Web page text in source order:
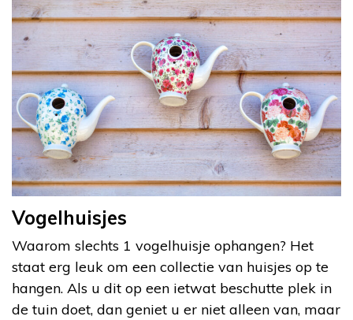
Vogelhuisjes
Waarom slechts 1 vogelhuisje ophangen? Het
staat erg leuk om een collectie van huisjes op te
hangen. Als u dit op een ietwat beschutte plek in
de tuin doet, dan geniet u er niet alleen van, maar